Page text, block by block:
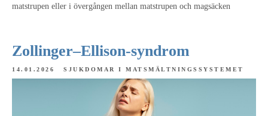
matstrupen eller i övergången mellan matstrupen och magsäcken
Zollinger–Ellison-syndrom
14.01.2026 SJUKDOMAR I MATSMÄLTNINGSSYSTEMET